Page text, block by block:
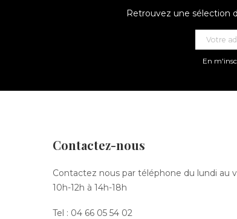
Retrouvez une sélection
En
Contactez-nous
Contactez nous par téléphone du lundi au
10h-12h à 14h-18h
Tel : 04 66 05 54 02